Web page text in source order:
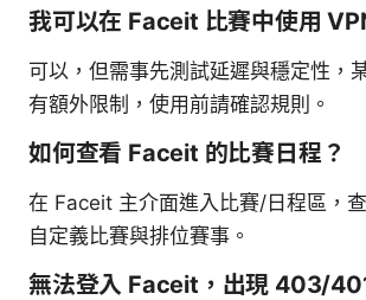
我可以在 Faceit 比賽中使用
可以，但需事先測試延遲與穩定性，
有額外限制，使用前請確認規則。
如何查看 Faceit 的比賽日程？
在 Faceit 主介面進入比賽/日程區，
自定義比賽與排位賽事。
無法登入 Faceit，出現 403/